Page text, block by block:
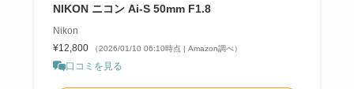
NIKON ニコン Ai-S 50mm F1.8
Nikon
¥12,800
（2026/01/10 06:10時点 | Amazon調べ）
口コミを見る